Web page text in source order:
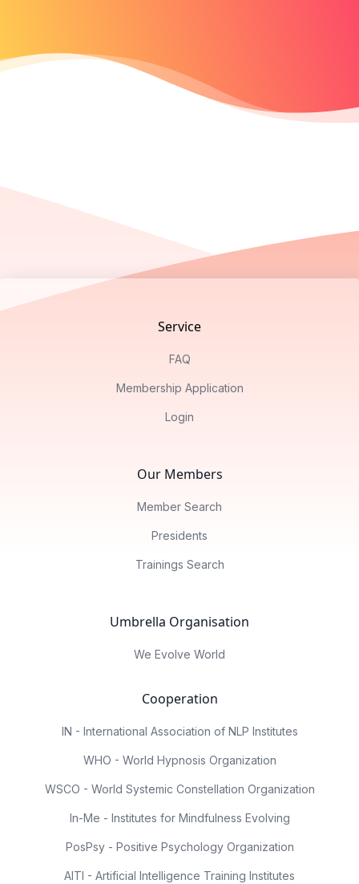
Service
FAQ
Membership Application
Login
Our Members
Member Search
Presidents
Trainings Search
Umbrella Organisation
We Evolve World
Cooperation
IN - International Association of NLP Institutes
WHO - World Hypnosis Organization
WSCO - World Systemic Constellation Organization
In-Me - Institutes for Mindfulness Evolving
PosPsy - Positive Psychology Organization
AITI - Artificial Intelligence Training Institutes